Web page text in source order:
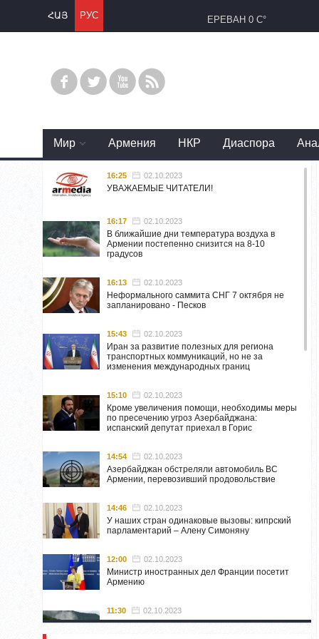
ՀԱՅ РУС ЕРЕВАН 0 C°
Mир Армения НКР Диаспора
16:25 02.10.2023
УВАЖАЕМЫЕ ЧИТАТЕЛИ!
16:17 02.10.2023
В ближайшие дни температура воздуха в
Армении постепенно снизится на 8-10
градусов
16:13 02.10.2023
Неформального саммита СНГ 7 октября не
запланировано - Песков
15:43 02.10.2023
Иран за развитие полезных для региона
транспортных коммуникаций, но не за
изменения международных границ
15:10 02.10.2023
Кроме увеличения помощи, необходимы меры
по пресечению угроз Азербайджана:
испанский депутат приехал в Горис
14:54 02.10.2023
Азербайджан обстреляли автомобиль ВС
Армении, перевозивший продовольствие
14:46 02.10.2023
У наших стран одинаковые вызовы: кипрский
парламентарий – Алену Симоняну
12:00 02.10.2023
Министр иностранных дел Франции посетит
Армению
11:30 02.10.2023
Самвел Шахраманян и группа ответственных